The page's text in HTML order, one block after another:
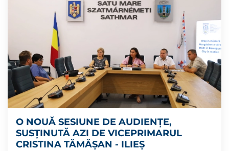
O NOUĂ SESIUNE DE AUDIENȚE,
SUSȚINUTĂ AZI DE VICEPRIMARUL
CRISTINA TĂMĂȘAN - ILIEȘ